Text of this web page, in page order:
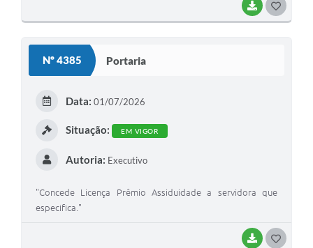
BAIXAR
Nº 4385 Portaria
BAIXAR
Data: 01/07/2026
Situação: EM VIGOR
Autoria: Executivo
"Concede Licença Prêmio Assiduidade a servidora que
especifica."